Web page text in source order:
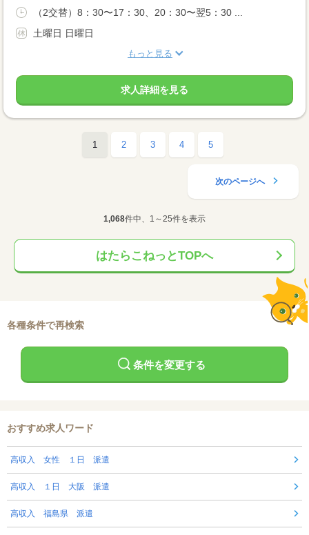
（2交替）8：30〜17：30、20：30〜翌5：30 ...
土曜日 日曜日
もっと見る
求人詳細を見る
1 2 3 4 5
次のページへ
1,068件中、1～25件を表示
はたらこねっとTOPへ
各種条件で再検索
条件を変更する
おすすめ求人ワード
高収入 女性 １日 派遣
高収入 １日 大阪 派遣
高収入 福島県 派遣